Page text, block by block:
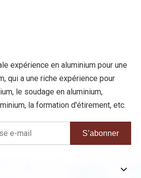
expérience en aluminium pour une
qui a une riche expérience pour
le soudage en aluminium,
la formation d'étirement, etc.
S’abonner